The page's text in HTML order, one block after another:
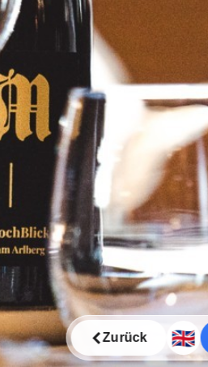
Zurück 🇬🇧